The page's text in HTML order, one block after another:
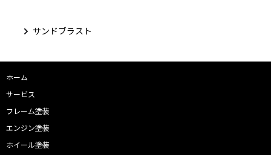
サンドブラスト
ホーム
サービス
フレーム塗装
エンジン塗装
ホイール塗装